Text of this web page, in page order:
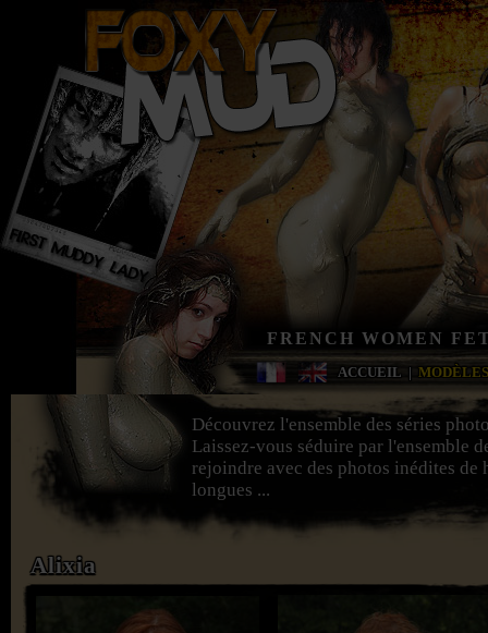
FRENCH WOMEN
ACCUEIL | MODÈLES
Découvrez l'ensemble des séries
Laissez-vous séduire par l'ensemble
rejoindre avec des photos inédites de
longues ...
Alixia